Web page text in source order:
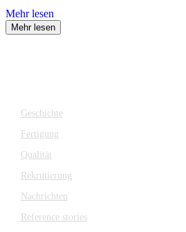
Mehr lesen
Mehr lesen
Geschichte
Fertigung
Qualität
Rekrutierung
Nachrichten
Reference stories